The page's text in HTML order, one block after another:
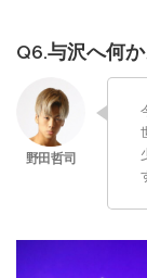
Q6.与沢へ何